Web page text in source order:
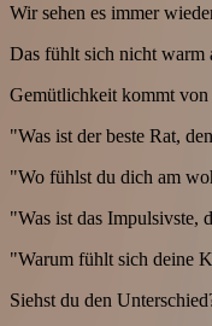
Wir sehen es immer
Das fühlt sich nicht warm
Gemütlichkeit kommt von
"Was ist der beste Rat,
"Wo fühlst du dich am
"Was ist das Impulsivste,
"Warum fühlt sich deine
Siehst du den